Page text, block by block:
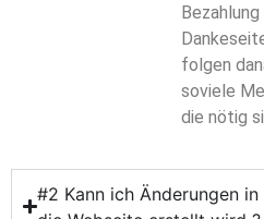
folgen
soviele
die nötig
#2 Kann ich Änderungen